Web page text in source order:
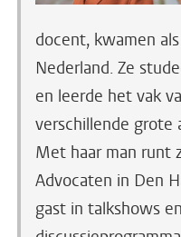
docent, kwamen
Nederland. Ze
en leerde het vak
verschillende grote
Met haar man runt
Advocaten in Den
gast in talkshows